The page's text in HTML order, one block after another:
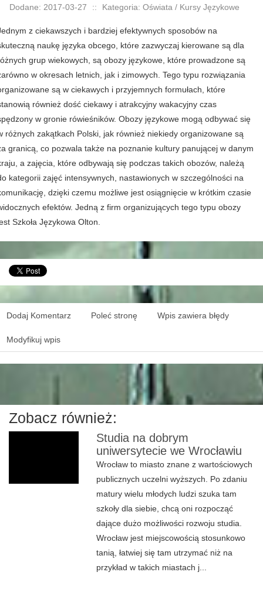
Dodane: 2017-03-27 :: Kategoria: Oświata / Kursy Językowe
z ciekawszych i bardziej efektywnych sposobów na
naukę języka obcego, które zazwyczaj kierowane są dla
grup wiekowych, są obozy językowe, które prowadzone są
w okresach letnich, jak i zimowych. Tego typu rozwiązania
są w ciekawych i przyjemnych formułach, które
również dość ciekawy i atrakcyjny wakacyjny czas
w gronie rówieśników. Obozy językowe mogą odbywać się
różnych zakątkach Polski, jak również niekiedy organizowane są
granicą, co pozwala także na poznanie kultury panującej w danym
a zajęcia, które odbywają się podczas takich obozów, należą
kategorii zajęć intensywnych, nastawionych w szczególności na
dzięki czemu możliwe jest osiągnięcie w krótkim czasie
efektów. Jedną z firm organizujących tego typu obozy
Szkoła Językowa Olton.
Dodaj Komentarz Poleć stronę Wpis zawiera błędy
Modyfikuj wpis
Zobacz również:
Studia na dobrym
uniwersytecie we Wrocławiu
Wrocław to miasto znane z wartościowych
publicznych uczelni wyższych. Po zdaniu
matury wielu młodych ludzi szuka tam
szkoły dla siebie, chcą oni rozpocząć
dające dużo możliwości rozwoju studia.
Wrocław jest miejscowością stosunkowo
tanią, łatwiej się tam utrzymać niż na
przykład w takich miastach j...